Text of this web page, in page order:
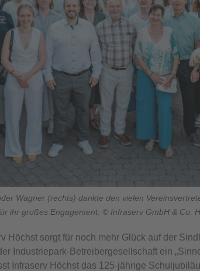
Wagner (rechts) dankte den vielen
ihr großes Engagement. © Infraserv GmbH & Co.
Höchst sorgt für noch mehr Glück auf der
Industriepark-Betreibergesellschaft ein
Infraserv Höchst das 125-jährige